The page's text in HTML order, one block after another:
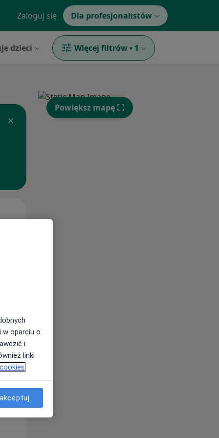
Zaloguj się Dla profesjonalistów
dzieci Więcej filtrów • 1
10 Sie
Pon,
10 Sie
Powiększ mapę
w oparciu o
i
linki